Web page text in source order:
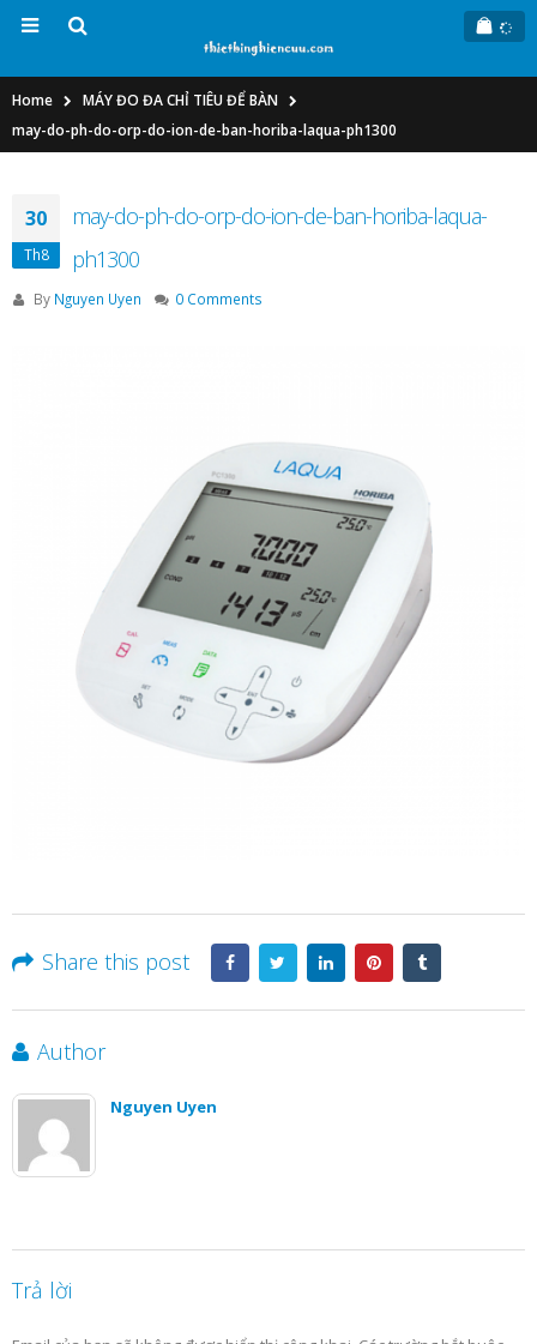
Home
MÁY ĐO ĐA CHỈ TIÊU ĐỂ BÀN
may-do-ph-do-orp-do-ion-de-ban-horiba-laqua-ph1300
30
Th8
may-do-ph-do-orp-do-ion-de-ban-horiba-laqua-
ph1300
By Nguyen Uyen 0 Comments
Share this post
Author
Nguyen Uyen
Trả lời